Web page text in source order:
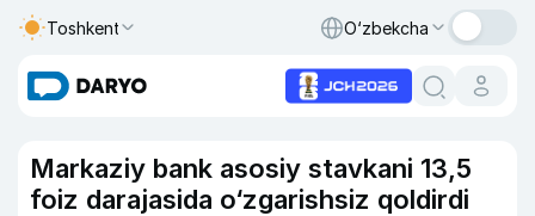
Toshkent O‘zbekcha
Markaziy bank asosiy stavkani 13,5
foiz darajasida o‘zgarishsiz qoldirdi